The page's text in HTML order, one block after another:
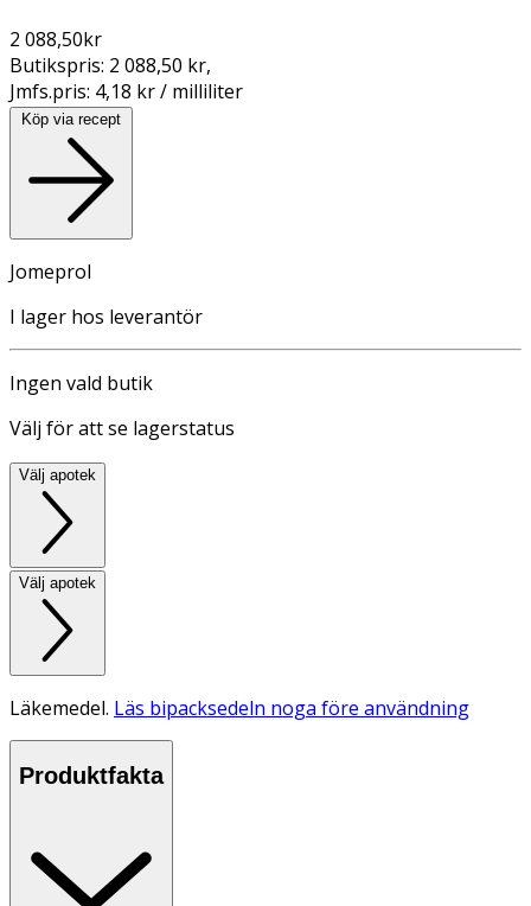
2 088,50kr
Butikspris: 2 088,50 kr,
Jmfs.pris: 4,18 kr / milliliter
Köp via recept
Jomeprol
I lager hos leverantör
Ingen vald butik
Välj för att se lagerstatus
Välj apotek
Välj apotek
Läkemedel. Läs bipacksedeln noga före användning
Produktfakta